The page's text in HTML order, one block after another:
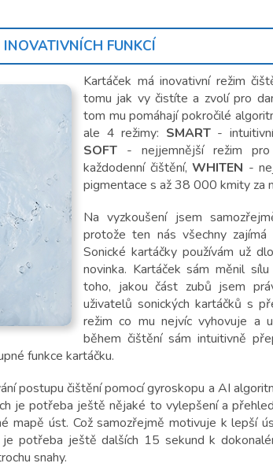
FUNKCÍ
Kartáček má inovativní režim
tomu jak vy čistíte a zvolí pro
tom mu pomáhají pokročilé
ale 4 režimy: SMART- intuitivní
SOFT - nejjemnější režim
každodenní čištění,WHITEN -
pigmentace s až 38 000 kmity za
Na vyzkoušení jsem
protože ten nás všechny
Sonické kartáčky používám už
novinka. Kartáček sám měnil
toho, jakou část zubů jsem
uživatelů sonických kartáčků s
režim co mu nejvíc vyhovuje a
během čištění sám intuitivně
funkce kartáčku.
postupu čištění pomocí gyroskopu a AI
je potřeba ještě nějaké to vylepšení a
mapě úst. Což samozřejmě motivuje k lepší
potřeba ještě dalších 15 sekund k
snahy.